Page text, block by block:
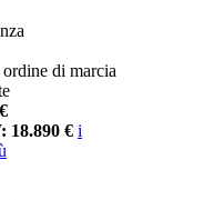
ordine di marcia
18.890 € i